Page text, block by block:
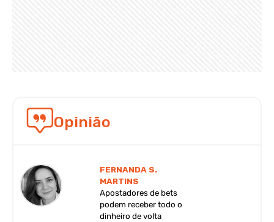
Opinião
FERNANDA S.
MARTINS
Apostadores de bets
podem receber todo o
dinheiro de volta